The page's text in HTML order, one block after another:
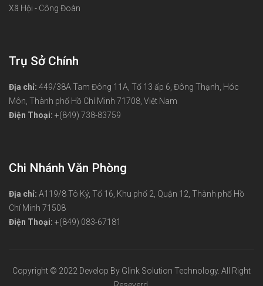
Xã Hội - Công Đoàn
Trụ Sở Chính
Địa chỉ: 449/38A Tam Đông 11A, Tổ 13 ấp 6, Đông Thạnh, Hóc
Môn, Thành phố Hồ Chí Minh 71708, Việt Nam
Điện Thoại: +(849) 738-83759
Chi Nhánh Văn Phòng
Địa chỉ: A119/8 Tô Ký, Tổ 16, Khu phố 2, Quận 12, Thành phố Hồ
Chí Minh 71508
Điện Thoại: +(849) 083-67181
Copyright © 2022 Develop By Glink Solution Technology. All Right